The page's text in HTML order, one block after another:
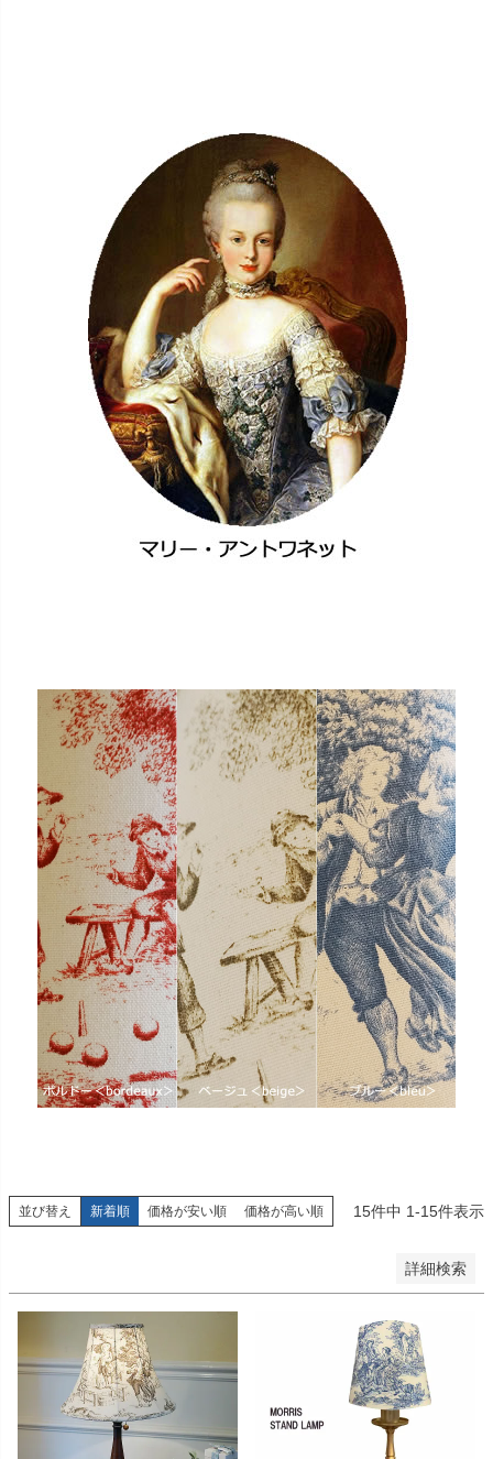
並び替え 新着順 価格が安い順 価格が高い順 15件中 1-15件表示
詳細検索
キーワード
〜
家具のカラー
ブラウン色
ウォールナット色
ホワイト色
在庫なし商品
在庫なし商品を表示しない
商品番号/JANコード
バンドル販売
予約商品
予約商品のみを表示
並び順
新着順
登録順
価格が安い順
価格が高い順
検索